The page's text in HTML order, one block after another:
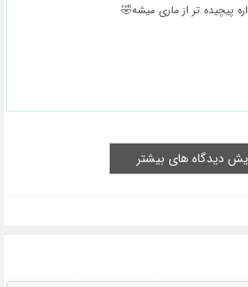
پیچیده تر از ماری میشه🤣
دیدگاه های بیشتر